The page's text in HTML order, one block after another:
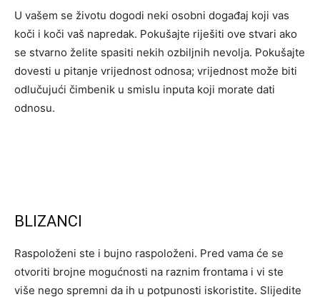
U vašem se životu dogodi neki osobni događaj koji vas
koči i koči vaš napredak. Pokušajte riješiti ove stvari ako
se stvarno želite spasiti nekih ozbiljnih nevolja. Pokušajte
dovesti u pitanje vrijednost odnosa; vrijednost može biti
odlučujući čimbenik u smislu inputa koji morate dati
odnosu.ﾠﾠﾠﾠ
BLIZANCI
Raspoloženi ste i bujno raspoloženi. Pred vama će se
otvoriti brojne mogućnosti na raznim frontama i vi ste
više nego spremni da ih u potpunosti iskoristite. Slijedite